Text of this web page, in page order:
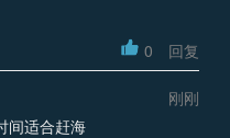
0 回复
刚刚
间适合赶海